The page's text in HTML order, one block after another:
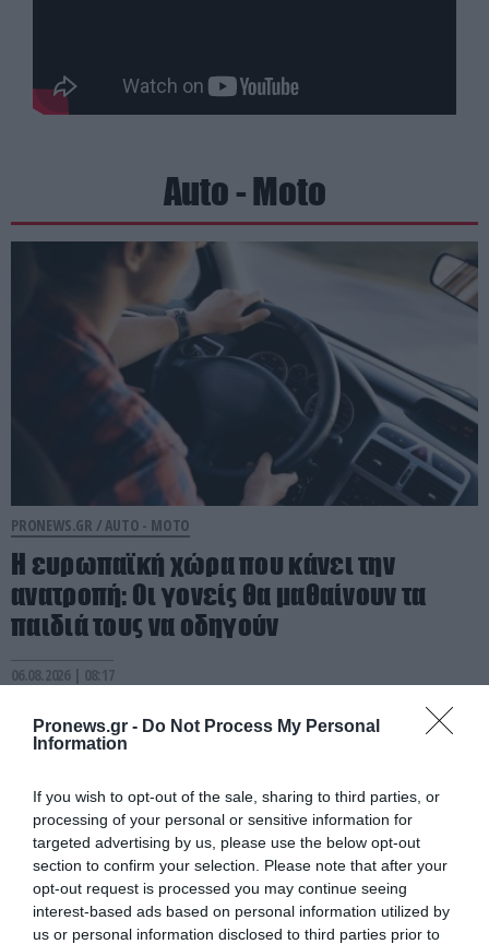
Pronews.gr - Do Not Process My Personal
Information
If you wish to opt-out of the sale, sharing to third parties, or
processing of your personal or sensitive information for
targeted advertising by us, please use the below opt-out
section to confirm your selection. Please note that after your
opt-out request is processed you may continue seeing
interest-based ads based on personal information utilized by
us or personal information disclosed to third parties prior to
Auto - Moto
PRONEWS.GR /AUTO - MOTO
Η ευρωπαϊκή χώρα που κάνει την
ανατροπή: Οι γονείς θα μαθαίνουν τα
παιδιά τους να οδηγούν
06.08.2026 | 08:17